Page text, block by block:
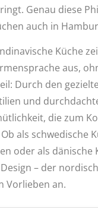
Genau diese
auch in
Küche
aus,
Durch den
und
die zum
als schwedische
oder als dänische
– der
Vorlieben an.